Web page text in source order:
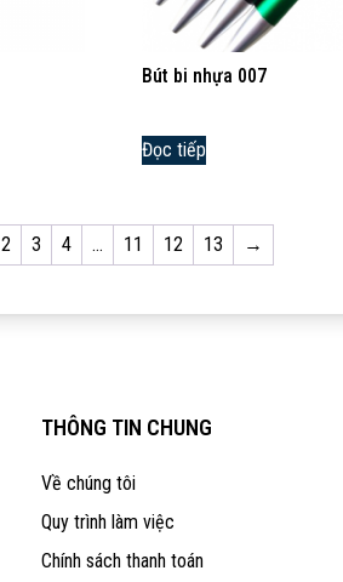
Bút bi nhựa 007
Đọc tiếp
2 3 4 … 11 12 13 →
THÔNG TIN CHUNG
Về chúng tôi
Quy trình làm việc
Chính sách thanh toán